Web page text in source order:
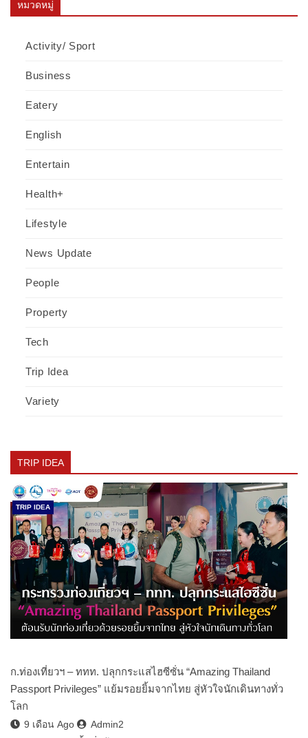
หมวดหมู่
Activity/ Sport
Business
Eatery
English
Entertain
Health+
Lifestyle
News Update
People
Property
Tech
Trip Idea
Variety
TRIP IDEA
TRIP IDEA
ก.ท่องเที่ยวฯ – ททท. ปลุกกระแสไฮซีซั่น “Amazing Thailand
Passport Privileges” แย้มรอยยิ้มจากไทย สู่หัวใจนักเดินทางทั่ว
โลก
9 เดือน Ago
Admin2